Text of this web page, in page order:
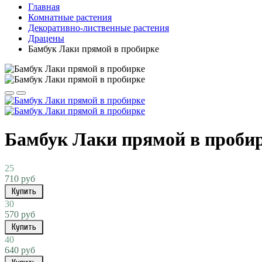
Главная
Комнатные растения
Декоративно-лиственные растения
Драцены
Бамбук Лаки прямой в пробирке
Бамбук Лаки прямой в
25
710 руб
Купить
30
570 руб
Купить
40
640 руб